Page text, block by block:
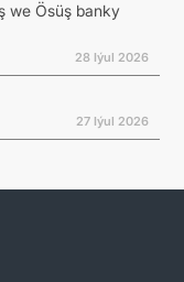
we Ösüş banky
28 Iýul 2026
27 Iýul 2026